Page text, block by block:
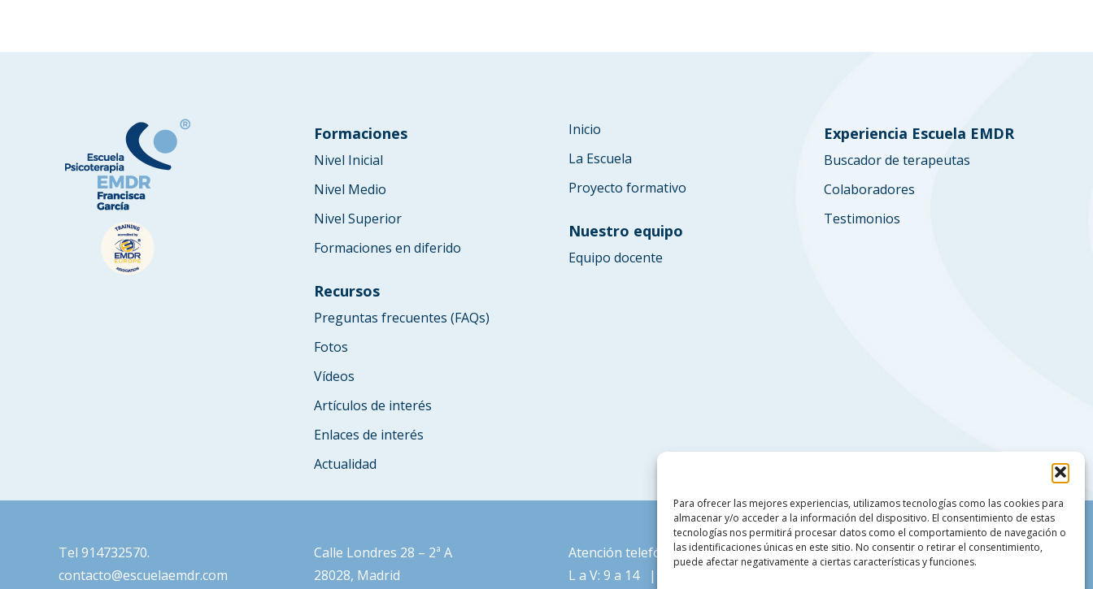
Para ofrecer las mejores experiencias, utilizamos tecnologías como las cookies para
almacenar y/o acceder a la información del dispositivo. El consentimiento de estas
tecnologías nos permitirá procesar datos como el comportamiento de navegación o
las identificaciones únicas en este sitio. No consentir o retirar el consentimiento,
puede afectar negativamente a ciertas características y funciones.
Formaciones
Nivel Inicial
Nivel Medio
Nivel Superior
Formaciones en diferido
Recursos
Preguntas frecuentes (FAQs)
Fotos
Vídeos
Artículos de interés
Enlaces de interés
Actualidad
Inicio
La Escuela
Proyecto formativo
Nuestro equipo
Equipo docente
Experiencia Escuela EMDR
Buscador de terapeutas
Colaboradores
Testimonios
Tel 914732570.
contacto@escuelaemdr.com
Calle Londres 28 – 2ª A
28028, Madrid
Atención telefónica
L a V: 9 a 14 | L a J: 15 a 18